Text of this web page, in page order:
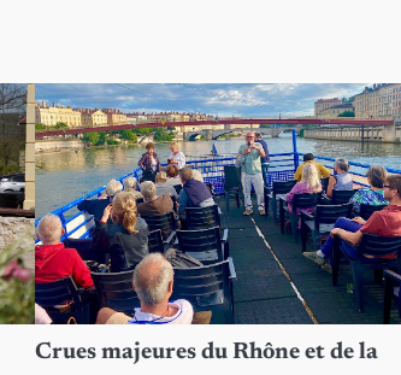
Crues majeures du Rhône et de la